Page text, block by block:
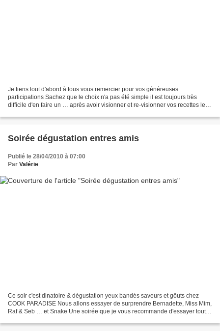
Je tiens tout d'abord à tous vous remercier pour vos généreuses
participations Sachez que le choix n'a pas été simple il est toujours très
difficile d'en faire un … après avoir visionner et re-visionner vos recettes le
Soirée dégustation entres amis
Publié le 28/04/2010 à 07:00
Par Valérie
Ce soir c'est dinatoire & dégustation yeux bandés saveurs et gôuts chez
COOK PARADISE Nous allons essayer de surprendre Bernadette, Miss Mim,
Raf & Seb … et Snake Une soirée que je vous recommande d'essayer tout